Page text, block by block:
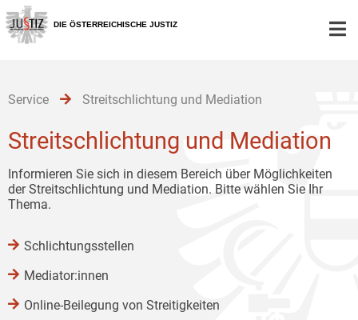
Zur
Hauptnavigation
[1]
Zum
Inhalt
[2]
Zum
Untermenü
[3]
DIE ÖSTERREICHISCHE JUSTIZ
Service Streitschlichtung und Mediation
Streitschlichtung und Mediation
Informieren Sie sich in diesem Bereich über Möglichkeiten
der Streitschlichtung und Mediation. Bitte wählen Sie Ihr
Thema.
Schlichtungsstellen
Mediator:innen
Online-Beilegung von Streitigkeiten